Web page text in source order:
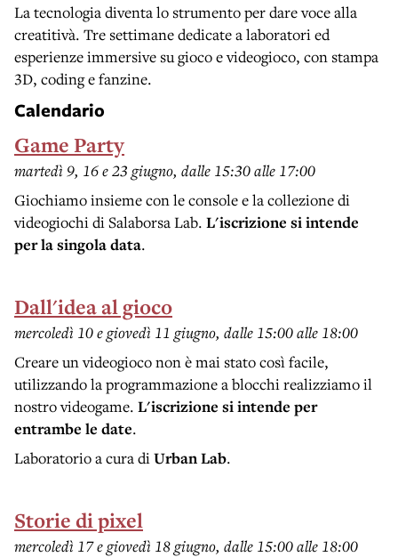
La tecnologia diventa lo strumento per dare voce alla
creatitivà. Tre settimane dedicate a laboratori ed
esperienze immersive su gioco e videogioco, con stampa
3D, coding e fanzine.
Calendario
Game Party
martedì 9, 16 e 23 giugno, dalle 15:30 alle 17:00
Giochiamo insieme con le console e la collezione di
videogiochi di Salaborsa Lab. L'iscrizione si intende
per la singola data.
Dall'idea al gioco
mercoledì 10 e giovedì 11 giugno, dalle 15:00 alle 18:00
Creare un videogioco non è mai stato così facile,
utilizzando la programmazione a blocchi realizziamo il
nostro videogame. L'iscrizione si intende per
entrambe le date.
Laboratorio a cura di Urban Lab.
Storie di pixel
mercoledì 17 e giovedì 18 giugno, dalle 15:00 alle 18:00